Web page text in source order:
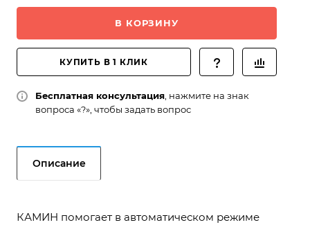
В КОРЗИНУ
КУПИТЬ В 1 КЛИК
Бесплатная консультация , нажмите на знак
вопроса «?», чтобы задать вопрос
Описание
КАМИН помогает в автоматическом режиме